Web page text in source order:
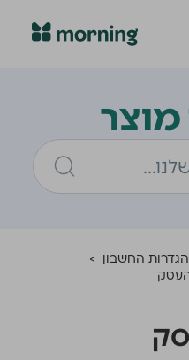
מוצר
הגדרות החשבון >
העסק